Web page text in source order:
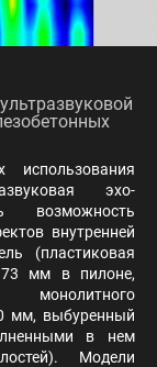
эхо-
возможность
внутренней
(пластиковая
мм в пилоне,
мм, выбуренный
в нем
Модели